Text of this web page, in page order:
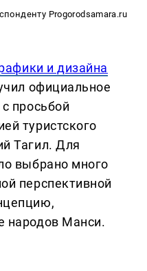
Progorodsamara.ru
и дизайна
официальное
просьбой
туристского
Тагил. Для
выбрано много
перспективной
народов Манси.